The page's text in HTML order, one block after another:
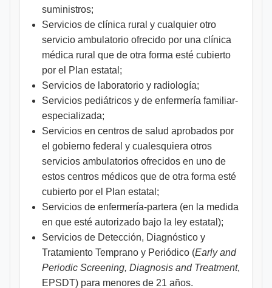
suministros;
Servicios de clínica rural y cualquier otro
servicio ambulatorio ofrecido por una clínica
médica rural que de otra forma esté cubierto
por el Plan estatal;
Servicios de laboratorio y radiología;
Servicios pediátricos y de enfermería familiar-
especializada;
Servicios en centros de salud aprobados por
el gobierno federal y cualesquiera otros
servicios ambulatorios ofrecidos en uno de
estos centros médicos que de otra forma esté
cubierto por el Plan estatal;
Servicios de enfermería-partera (en la medida
en que esté autorizado bajo la ley estatal);
Servicios de Detección, Diagnóstico y
Tratamiento Temprano y Periódico (Early and
Periodic Screening, Diagnosis and Treatment,
EPSDT) para menores de 21 años.